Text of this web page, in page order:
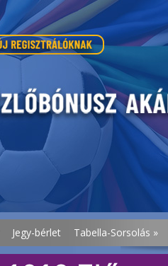
Jegy-bérlet Tabella-Sorsolás »